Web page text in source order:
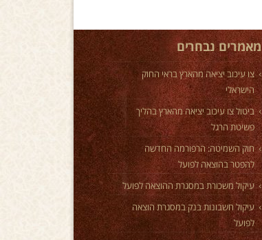
מאמרים נבחרים
צו עיכוב יציאה מהארץ בראי החוק
הישראלי
ביטול צו עיכוב יציאה מהארץ בהליך
פשיטת הרגל
חוק השמיטה: הרפורמה החדשה
להפטר בהוצאה לפועל
עיקול משכורת במסגרת ההוצאה לפועל
עיקול חשבונות בנק במסגרת הוצאה
לפועל